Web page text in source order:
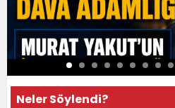
Neler Söylendi?